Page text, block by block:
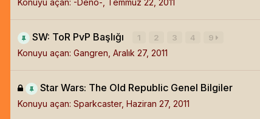
SW: ToR PvP Başlığı 1 2 3 4 9
Konuyu açan: Gangren Aralık 27, 2011
Star Wars: The Old Republic Genel Bilgiler
Konuyu açan: Sparkcaster, Haziran 27, 2011